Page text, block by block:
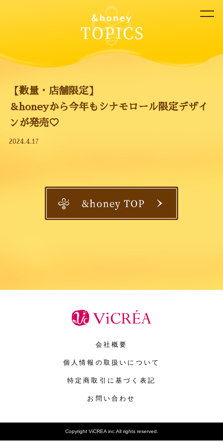
【数量・店舗限定】
＆honeyから今年もシナモロール限定デザイ
ンが発売♡
2024.4.17
会社概要
個人情報の取扱いについて
特定商取引に基づく表記
お問い合わせ
Copyright ViCREA inc.All rights reserved.